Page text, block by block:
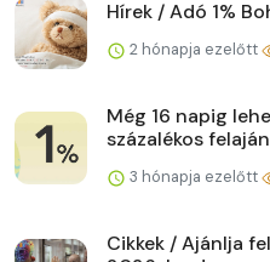
Hírek / Adó 1%
2 hónapja ezelőtt
Még 16 napig
százalékos
3 hónapja ezelőtt
Cikkek / Ajánlja